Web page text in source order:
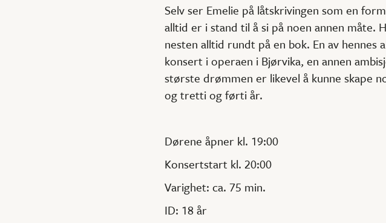
Selv ser Emelie på låtskrivingen som en
alltid er i stand til å si på noen annen
nesten alltid rundt på en bok. En av
konsert i operaen i Bjørvika, en annen
største drømmen er likevel å kunne skape
og tretti og førti år.
Dørene åpner kl. 19:00
Konsertstart kl. 20:00
Varighet: ca. 75 min.
ID: 18 år